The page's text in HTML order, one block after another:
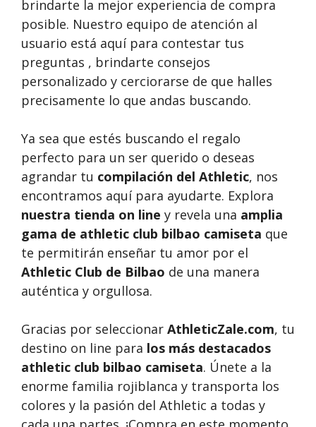
brindarte la mejor experiencia de compra
posible. Nuestro equipo de atención al
usuario está aquí para contestar tus
preguntas , brindarte consejos
personalizado y cerciorarse de que halles
precisamente lo que andas buscando.
Ya sea que estés buscando el regalo
perfecto para un ser querido o deseas
agrandar tu compilación del Athletic, nos
encontramos aquí para ayudarte. Explora
nuestra tienda on line y revela una amplia
gama de athletic club bilbao camiseta que
te permitirán enseñar tu amor por el
Athletic Club de Bilbao de una manera
auténtica y orgullosa.
Gracias por seleccionar AthleticZale.com, tu
destino on line para los más destacados
athletic club bilbao camiseta. Únete a la
enorme familia rojiblanca y transporta los
colores y la pasión del Athletic a todas y